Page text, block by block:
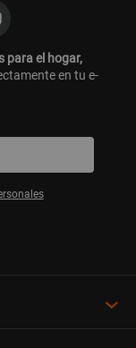
para el hogar,
en tu e-